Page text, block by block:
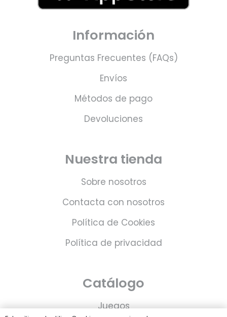
Información
Preguntas Frecuentes (FAQs)
Envíos
Métodos de pago
Devoluciones
Nuestra tienda
Sobre nosotros
Contacta con nosotros
Política de Cookies
Política de privacidad
Catálogo
Juegos